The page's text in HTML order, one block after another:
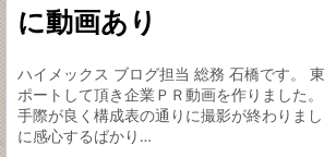
に動画あり
ハイメックス ブログ担当 総務 石橋です。
ポートして頂き企業ＰＲ動画を作りました
手際が良く構成表の通りに撮影が終わりま
に感心するばかり…